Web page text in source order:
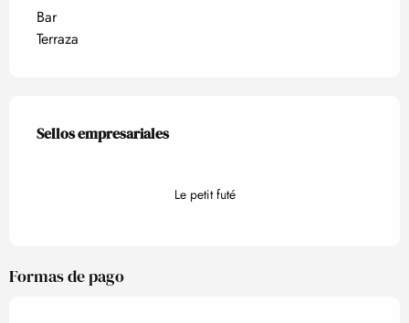
Bar
Terraza
Oferta de prestaciones
Sellos empresariales
Sellos empresariales
Le petit futé
Formas de pago